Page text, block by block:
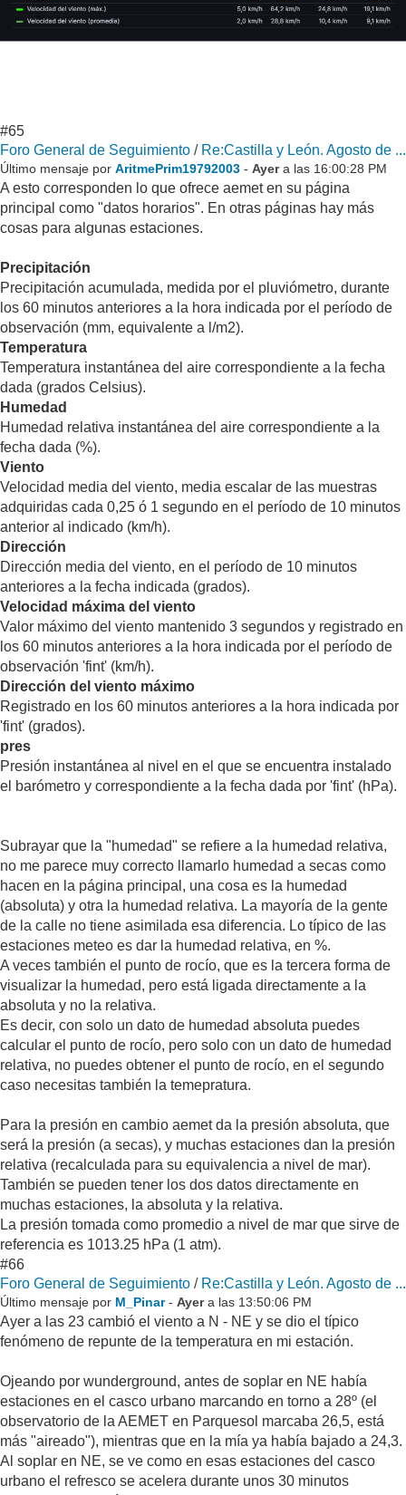
#65
Foro General de Seguimiento / Re:Castilla y León. Agosto de ...
Último mensaje por AritmePrim19792003 - Ayera las 16:00:28 PM
A esto corresponden lo que ofrece aemet en su página
principal como "datos horarios". En otras páginas hay más
cosas para algunas estaciones.
Precipitación
Precipitación acumulada, medida por el pluviómetro, durante
los 60 minutos anteriores a la hora indicada por el período de
observación (mm, equivalente a l/m2).
Temperatura
Temperatura instantánea del aire correspondiente a la fecha
dada (grados Celsius).
Humedad
Humedad relativa instantánea del aire correspondiente a la
fecha dada (%).
Viento
Velocidad media del viento, media escalar de las muestras
adquiridas cada 0,25 ó 1 segundo en el período de 10 minutos
anterior al indicado (km/h).
Dirección
Dirección media del viento, en el período de 10 minutos
anteriores a la fecha indicada (grados).
Velocidad máxima del viento
Valor máximo del viento mantenido 3 segundos y registrado en
los 60 minutos anteriores a la hora indicada por el período de
observación 'fint' (km/h).
Dirección del viento máximo
Registrado en los 60 minutos anteriores a la hora indicada por
'fint' (grados).
pres
Presión instantánea al nivel en el que se encuentra instalado
el barómetro y correspondiente a la fecha dada por 'fint' (hPa).
Subrayar que la "humedad" se refiere a la humedad relativa,
no me parece muy correcto llamarlo humedad a secas como
hacen en la página principal, una cosa es la humedad
(absoluta) y otra la humedad relativa. La mayoría de la gente
de la calle no tiene asimilada esa diferencia. Lo típico de las
estaciones meteo es dar la humedad relativa, en %.
A veces también el punto de rocío, que es la tercera forma de
visualizar la humedad, pero está ligada directamente a la
absoluta y no la relativa.
Es decir, con solo un dato de humedad absoluta puedes
calcular el punto de rocío, pero solo con un dato de humedad
relativa, no puedes obtener el punto de rocío, en el segundo
caso necesitas también la temepratura.
Para la presión en cambio aemet da la presión absoluta, que
será la presión (a secas), y muchas estaciones dan la presión
relativa (recalculada para su equivalencia a nivel de mar).
También se pueden tener los dos datos directamente en
muchas estaciones, la absoluta y la relativa.
La presión tomada como promedio a nivel de mar que sirve de
referencia es 1013.25 hPa (1 atm).
#66
Foro General de Seguimiento / Re:Castilla y León. Agosto de ...
Último mensaje por M_Pinar - Ayera las 13:50:06 PM
Ayer a las 23 cambió el viento a N - NE y se dio el típico
fenómeno de repunte de la temperatura en mi estación.
Ojeando por wunderground, antes de soplar en NE había
estaciones en el casco urbano marcando en torno a 28º (el
observatorio de la AEMET en Parquesol marcaba 26,5, está
más "aireado"), mientras que en la mía ya había bajado a 24,3.
Al soplar en NE, se ve como en esas estaciones del casco
urbano el refresco se acelera durante unos 30 minutos